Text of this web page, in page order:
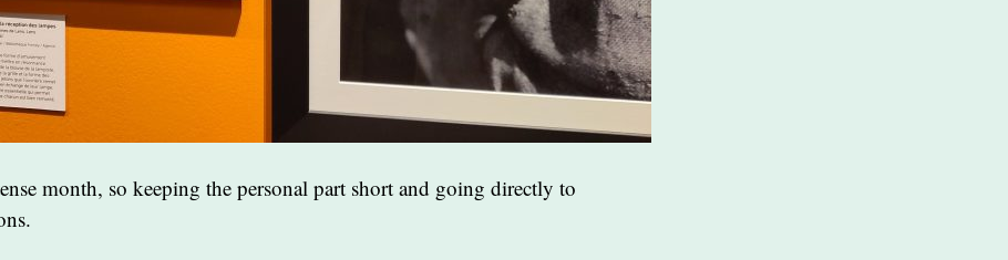
month, so keeping the personal part short and going directly to